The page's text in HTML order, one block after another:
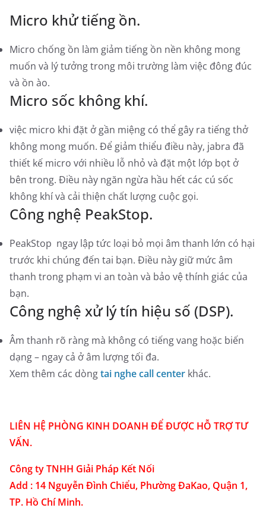
Micro khử tiếng ồn.
Micro chống ồn làm giảm tiếng ồn nền không mong
muốn và lý tưởng trong môi trường làm việc đông đúc
và ồn ào.
Micro sốc không khí.
việc micro khi đặt ở gần miệng có thể gây ra tiếng thở
không mong muốn. Để giảm thiểu điều này, jabra đã
thiết kế micro với nhiều lỗ nhỏ và đặt một lớp bọt ở
bên trong. Điều này ngăn ngừa hầu hết các cú sốc
không khí và cải thiện chất lượng cuộc gọi.
Công nghệ PeakStop.
PeakStop ngay lập tức loại bỏ mọi âm thanh lớn có hại
trước khi chúng đến tai bạn. Điều này giữ mức âm
thanh trong phạm vi an toàn và bảo vệ thính giác của
bạn.
Công nghệ xử lý tín hiệu số (DSP).
Âm thanh rõ ràng mà không có tiếng vang hoặc biến
dạng – ngay cả ở âm lượng tối đa.
Xem thêm các dòngtai nghe call center khác.
LIÊN HỆ PHÒNG KINH DOANH ĐỂ ĐƯỢC HỖ TRỢ TƯ
VẤN.
Công ty TNHH Giải Pháp Kết Nối
Add : 14 Nguyễn Đình Chiểu, Phường ĐaKao, Quận 1,
TP. Hồ Chí Minh.